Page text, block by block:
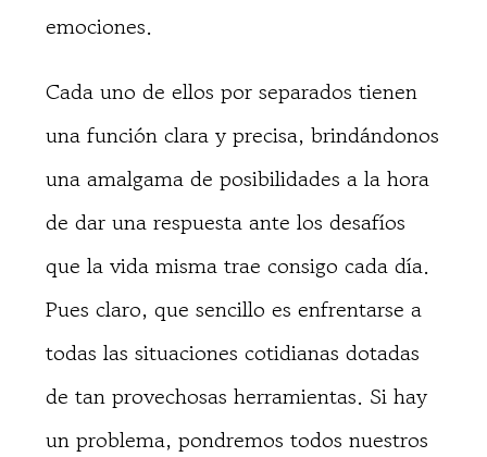
emociones.
Cada uno de ellos por separados tienen
una función clara y precisa, brindándonos
una amalgama de posibilidades a la hora
de dar una respuesta ante los desafíos
que la vida misma trae consigo cada día.
Pues claro, que sencillo es enfrentarse a
todas las situaciones cotidianas dotadas
de tan provechosas herramientas. Si hay
un problema, pondremos todos nuestros